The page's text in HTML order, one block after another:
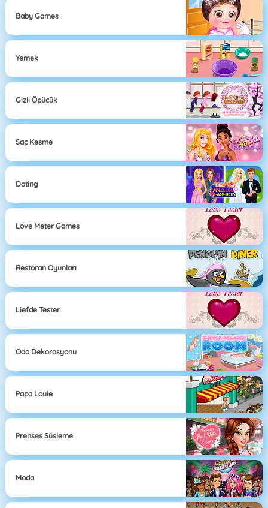
Baby Games
Yemek
Gizli Öpücük
Saç Kesme
Dating
Love Meter Games
Restoran Oyunları
Liefde Tester
Oda Dekorasyonu
Papa Louie
Prenses Süsleme
Moda